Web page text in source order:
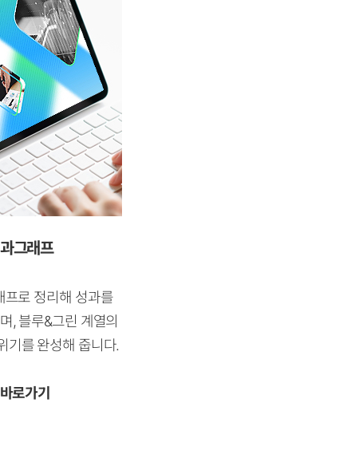
그래프
프로 정리해 성과를
, 블루&그린 계열의
기를 완성해 줍니다.
로가기